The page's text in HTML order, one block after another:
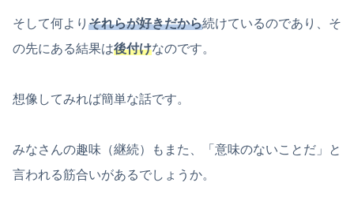
そして何より それらが好きだから続けているのであり、そ
の先にある結果は後付けなのです。
想像してみれば簡単な話です。
みなさんの趣味（継続）もまた、「意味のないことだ」と
言われる筋合いがあるでしょうか。